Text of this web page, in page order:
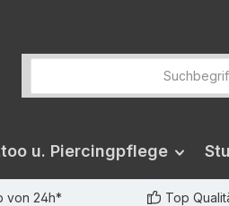
u. Piercingpflege
von 24h* Top